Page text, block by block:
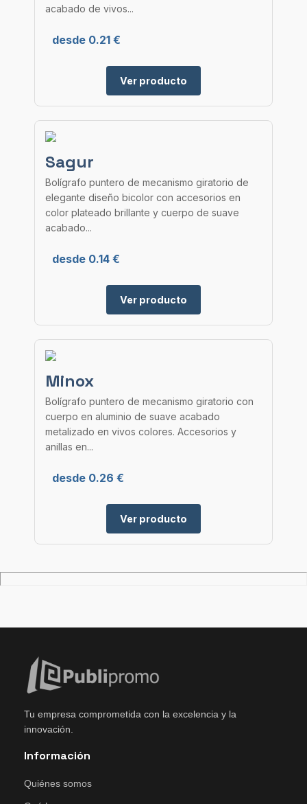
acabado de vivos...
desde 0.21 €
Ver producto
Sagur
Bolígrafo puntero de mecanismo giratorio de
elegante diseño bicolor con accesorios en
color plateado brillante y cuerpo de suave
acabado...
desde 0.14 €
Ver producto
Minox
Bolígrafo puntero de mecanismo giratorio con
cuerpo en aluminio de suave acabado
metalizado en vivos colores. Accesorios y
anillas en...
desde 0.26 €
Ver producto
Tu empresa comprometida con la excelencia y la
innovación.
Información
Quiénes somos